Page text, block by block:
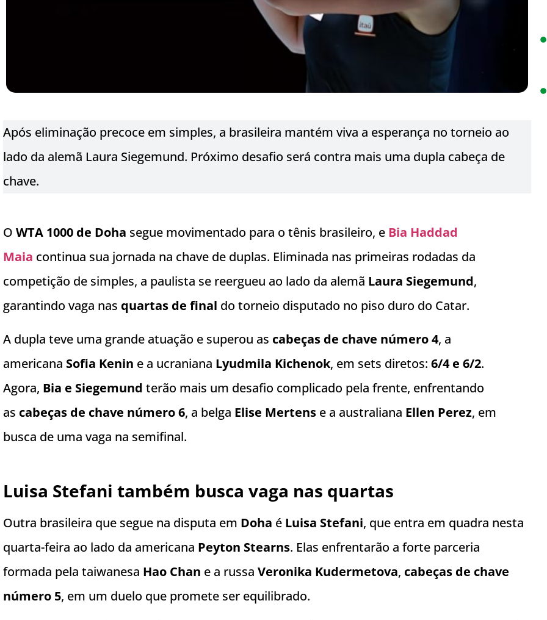
Após eliminação precoce em simples, a brasileira mantém viva a esperança no torneio ao
lado da alemã Laura Siegemund. Próximo desafio será contra mais uma dupla cabeça de
chave.
O WTA 1000 de Doha segue movimentado para o tênis brasileiro, e Bia Haddad
Maia continua sua jornada na chave de duplas. Eliminada nas primeiras rodadas da
competição de simples, a paulista se reergueu ao lado da alemã Laura Siegemund,
garantindo vaga nas quartas de final do torneio disputado no piso duro do Catar.
A dupla teve uma grande atuação e superou as cabeças de chave número 4, a
americana Sofia Kenin e a ucraniana Lyudmila Kichenok, em sets diretos: 6/4 e 6/2.
Agora, Bia e Siegemund terão mais um desafio complicado pela frente, enfrentando
as cabeças de chave número 6, a belga Elise Mertens e a australiana Ellen Perez, em
busca de uma vaga na semifinal.
Luisa Stefani também busca vaga nas quartas
Outra brasileira que segue na disputa em Doha é Luisa Stefani, que entra em quadra nesta
quarta-feira ao lado da americana Peyton Stearns. Elas enfrentarão a forte parceria
formada pela taiwanesa Hao Chan e a russa Veronika Kudermetova, cabeças de chave
número 5, em um duelo que promete ser equilibrado.